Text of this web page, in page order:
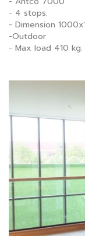
- 4 stops.
- Dimension
-Outdoor
- Max load 410 kg.